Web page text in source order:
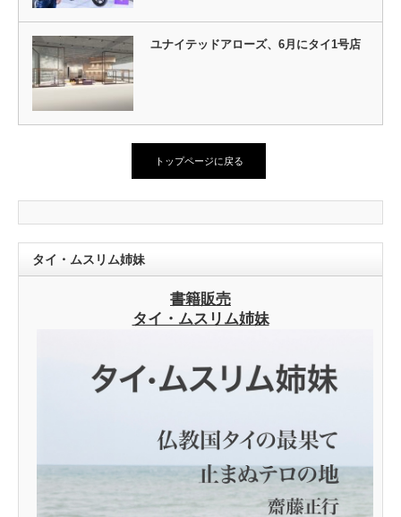
ユナイテッドアローズ、6月にタイ1号店
トップページに戻る
タイ・ムスリム姉妹
書籍販売
タイ・ムスリム姉妹